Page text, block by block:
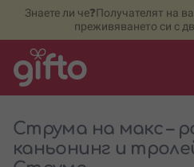
Знаете ли че❓Получателят на
преживяването си с
Струма на макс –
каньонинг и